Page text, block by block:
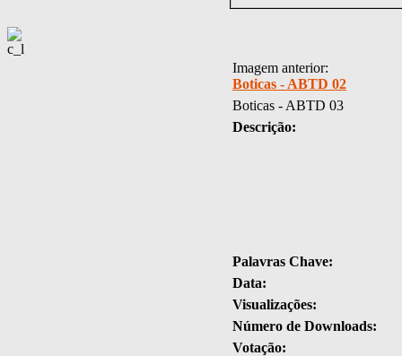
Imagem anterior:
Boticas - ABTD 02
Boticas - ABTD 03
Descrição:
Palavras Chave:
Data:
Visualizações:
Número de Downloads:
Votação: